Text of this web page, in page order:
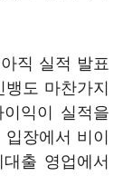
직 실적 발표
도 마찬가지
익이 실적을
장에서 비이
출 영업에서